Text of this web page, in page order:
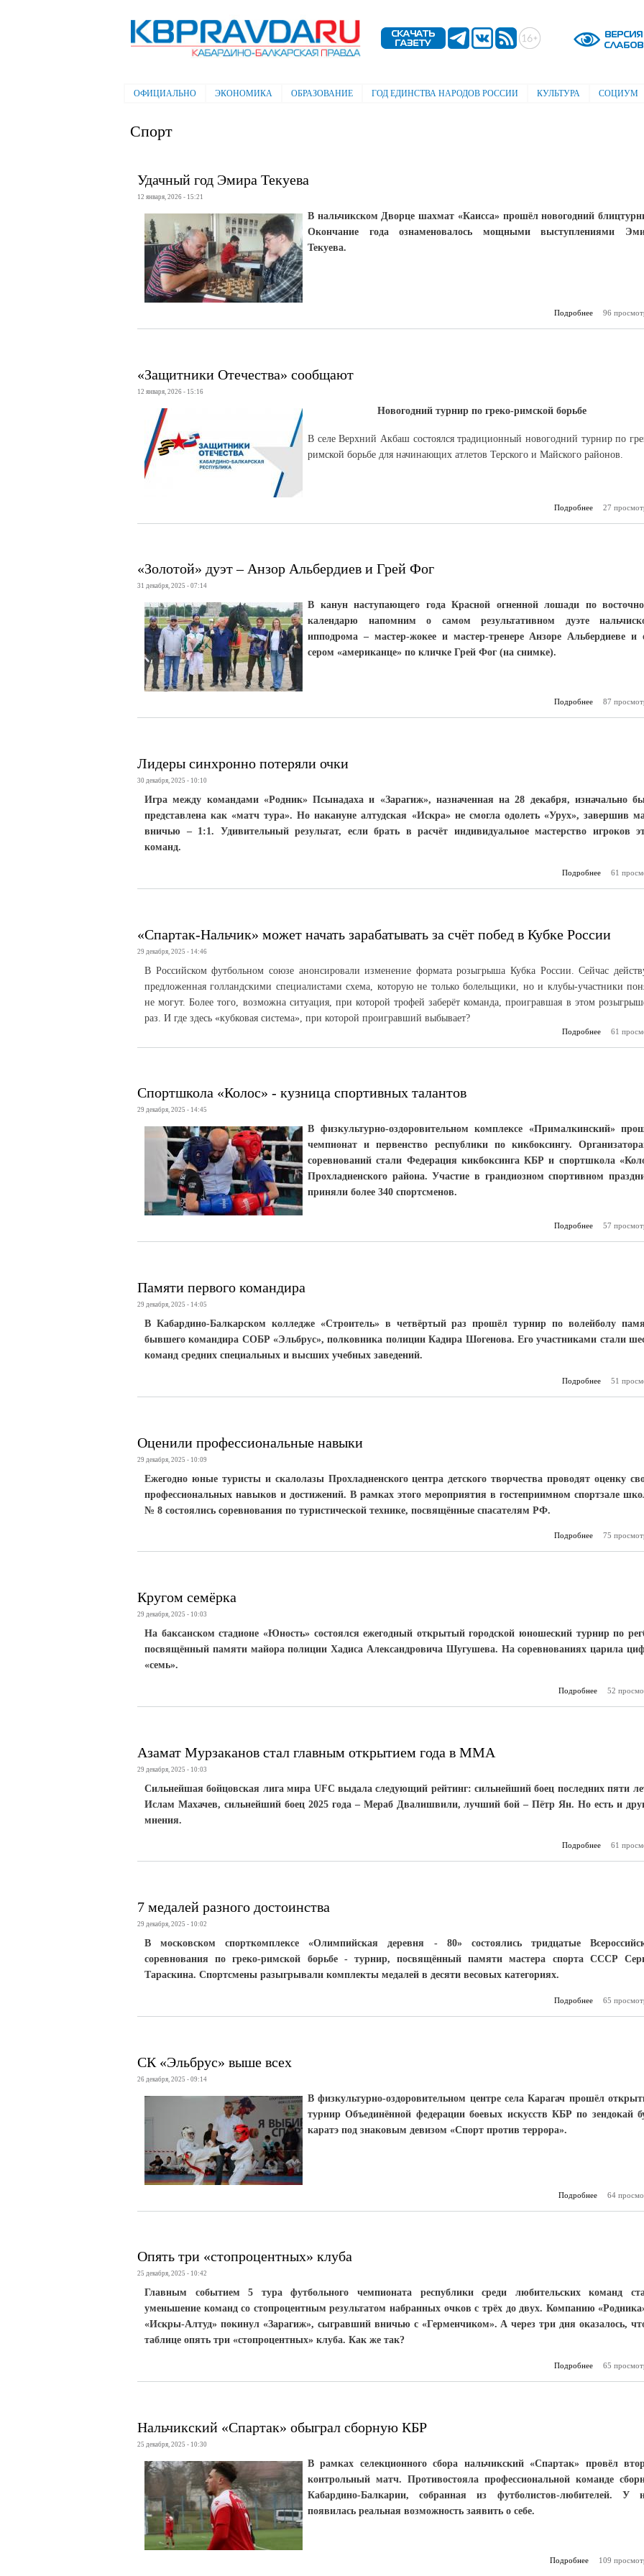
содержанию
Электронная газета "Кабардино-
Балкарская правда"
Главное меню
ОФИЦИАЛЬНО ЭКОНОМИКА ОБРАЗОВАНИЕ ГОД ЕДИНСТВА НАРОДОВ РОССИИ КУЛЬТУРА СОЦИУМ
Спорт
Удачный год Эмира Текуева
12 января, 2026 - 15:21
В нальчикском Дворце шахмат «Каисса» прошёл новогодний
Окончание года ознаменовалось мощными выступлениями
Текуева.
Подробнее
о Удачный
96
«Защитники Отечества» сообщают
12 января, 2026 - 15:16
Новогодний турнир по греко-римской борьбе
В селе Верхний Акбаш состоялся традиционный новогодний турнир по
римской борьбе для начинающих атлетов Терского и Майского районов.
Подробнее
о
27
«Золотой» дуэт – Анзор Альбердиев и Грей Фог
31 декабря, 2025 - 07:14
В канун наступающего года Красной огненной лошади по
календарю напомним о самом результативном дуэте
ипподрома – мастер-жокее и мастер-тренере Анзоре Альбердиеве и
сером «американце» по кличке Грей Фог (на снимке).
Подробнее
о
87
Лидеры синхронно потеряли очки
30 декабря, 2025 - 10:10
Игра между командами «Родник» Псынадаха и «Зарагиж», назначенная на 28 декабря, изначально
представлена как «матч тура». Но накануне алтудская «Искра» не смогла одолеть «Урух», завершив
вничью – 1:1. Удивительный результат, если брать в расчёт индивидуальное мастерство игроков
команд.
Подробнее 61
«Спартак-Нальчик» может начать зарабатывать за счёт побед в Кубке России
29 декабря, 2025 - 14:46
В Российском футбольном союзе анонсировали изменение формата розыгрыша Кубка России. Сейчас
предложенная голландскими специалистами схема, которую не только болельщики, но и клубы-участники
не могут. Более того, возможна ситуация, при которой трофей заберёт команда, проигравшая в этом
раз. И где здесь «кубковая система», при которой проигравший выбывает?
Подробнее
о
61
Спортшкола «Колос» - кузница спортивных талантов
29 декабря, 2025 - 14:45
В физкультурно-оздоровительном комплексе «Прималкинский»
чемпионат и первенство республики по кикбоксингу.
соревнований стали Федерация кикбоксинга КБР и спортшкола
Прохладненского района. Участие в грандиозном спортивном
приняли более 340 спортсменов.
Подробнее
о Спортшкола
57
Памяти первого командира
29 декабря, 2025 - 14:05
В Кабардино-Балкарском колледже «Строитель» в четвёртый раз прошёл турнир по волейболу
бывшего командира СОБР «Эльбрус», полковника полиции Кадира Шогенова. Его участниками стали
команд средних специальных и высших учебных заведений.
Подробнее
о Памяти
51
Оценили профессиональные навыки
29 декабря, 2025 - 10:09
Ежегодно юные туристы и скалолазы Прохладненского центра детского творчества проводят оценку
профессиональных навыков и достижений. В рамках этого мероприятия в гостеприимном спортзале
№ 8 состоялись соревнования по туристической технике, посвящённые спасателям РФ.
Подробнее
о
75
Кругом семёрка
29 декабря, 2025 - 10:03
На баксанском стадионе «Юность» состоялся ежегодный открытый городской юношеский турнир по
посвящённый памяти майора полиции Хадиса Александровича Шугушева. На соревнованиях царила
«семь».
Подробнее о Кругом
52
Азамат Мурзаканов стал главным открытием года в ММА
29 декабря, 2025 - 10:03
Сильнейшая бойцовская лига мира UFC выдала следующий рейтинг: сильнейший боец последних пяти
Ислам Махачев, сильнейший боец 2025 года – Мераб Двалишвили, лучший бой – Пётр Ян. Но есть и
мнения.
Подробнее 61
7 медалей разного достоинства
29 декабря, 2025 - 10:02
В московском спорткомплексе «Олимпийская деревня - 80» состоялись тридцатые
соревнования по греко-римской борьбе - турнир, посвящённый памяти мастера спорта СССР
Тараскина. Спортсмены разыгрывали комплекты медалей в десяти весовых категориях.
Подробнее
о 7 медалей
65
СК «Эльбрус» выше всех
26 декабря, 2025 - 09:14
В физкультурно-оздоровительном центре села Карагач прошёл
турнир Объединённой федерации боевых искусств КБР по зендокай
каратэ под знаковым девизом «Спорт против террора».
Подробнее о СК
64
Опять три «стопроцентных» клуба
25 декабря, 2025 - 10:42
Главным событием 5 тура футбольного чемпионата республики среди любительских команд
уменьшение команд со стопроцентным результатом набранных очков с трёх до двух. Компанию
«Искры-Алтуд» покинул «Зарагиж», сыгравший вничью с «Герменчиком». А через три дня оказалось,
таблице опять три «стопроцентных» клуба. Как же так?
Подробнее
о
65
Нальчикский «Спартак» обыграл сборную КБР
25 декабря, 2025 - 10:30
В рамках селекционного сбора нальчикский «Спартак» провёл
контрольный матч. Противостояла профессиональной команде
Кабардино-Балкарии, собранная из футболистов-любителей. У
появилась реальная возможность заявить о себе.
Подробнее
о
109